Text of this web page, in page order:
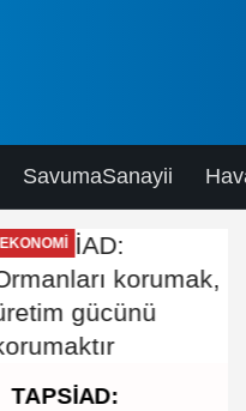
SavumaSanayii
EKONOMI
TAPSİAD: